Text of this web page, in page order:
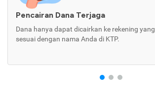
Pencairan Dana Terjaga
Dana hanya dapat dicairkan ke rekening yang
sesuai dengan nama Anda di KTP.